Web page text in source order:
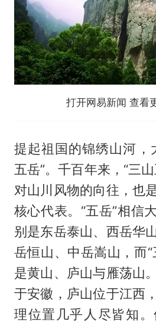
打开网易新闻 查看
提起祖国的锦绣山河，
五岳”。千百年来，“三
对山川风物的向往，也
核心代表。“五岳”相信
别是东岳泰山、西岳华
岳恒山、中岳嵩山，而
是黄山、庐山与雁荡山
于安徽，庐山位于江西
理位置几乎人尽皆知